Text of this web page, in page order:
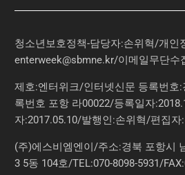
청소년보호정책-담당자:손위혁/개인
enterweek@sbmne.kr/이메일무단수
제호:엔터위크/인터넷신문 등록번호
록번호 포항 라00022/등록일자
자:2017.05.10/발행인:손위혁/편집자
(주)에스비엠엔이/주소:경북 포항시
3 5동 104호/TEL:070-8098-5931/